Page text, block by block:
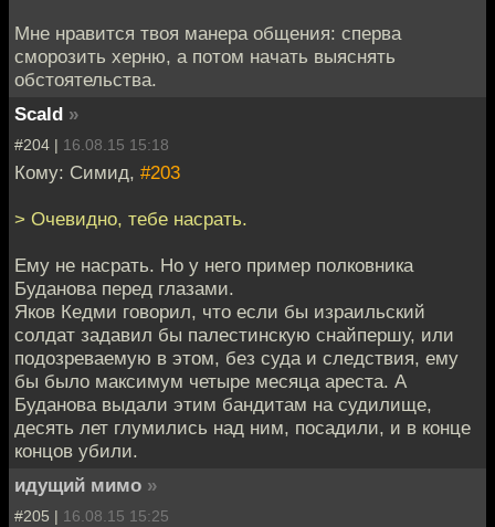
Мне нравится твоя манера общения: сперва
сморозить херню, а потом начать выяснять
обстоятельства.
Scald »
#204 | 16.08.15 15:18
Кому: Симид, #203
> Очевидно, тебе насрать.
Ему не насрать. Но у него пример полковника
Буданова перед глазами.
Яков Кедми говорил, что если бы израильский
солдат задавил бы палестинскую снайпершу, или
подозреваемую в этом, без суда и следствия, ему
бы было максимум четыре месяца ареста. А
Буданова выдали этим бандитам на судилище,
десять лет глумились над ним, посадили, и в конце
концов убили.
идущий мимо »
#205 | 16.08.15 15:25